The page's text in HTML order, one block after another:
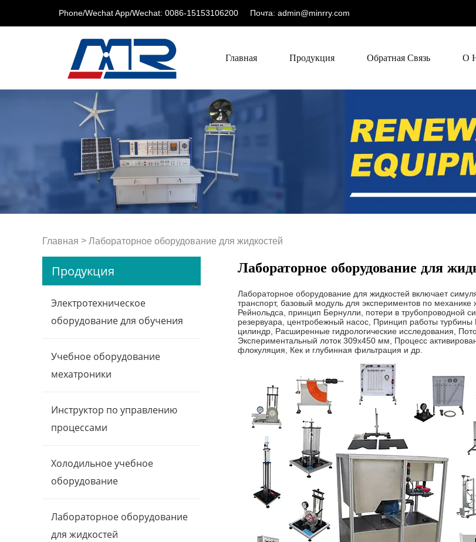
Phone/Wechat App/Wechat: 0086-15153106200 Почта: admin@minrry.com
Главная Продукция Обратная Связь О
Главная > Лабораторное оборудование для жидкостей
Продукция
Электротехническое
оборудование для обучения
Учебное оборудование
мехатроники
Инструктор по управлению
процессами
Холодильное учебное
оборудование
Лабораторное оборудование
для жидкостей
Лабораторное оборудование для
Лабораторное оборудование для жидкостей включает
транспорт, базовый модуль для экспериментов по
Рейнольдса, принцип Бернулли, потери в трубопроводной
резервуара, центробежный насос, Принцип работы
цилиндр, Расширенные гидрологические исследования,
Экспериментальный лоток 309x450 мм, Процесс
флокуляция, Кек и глубинная фильтрация и др.